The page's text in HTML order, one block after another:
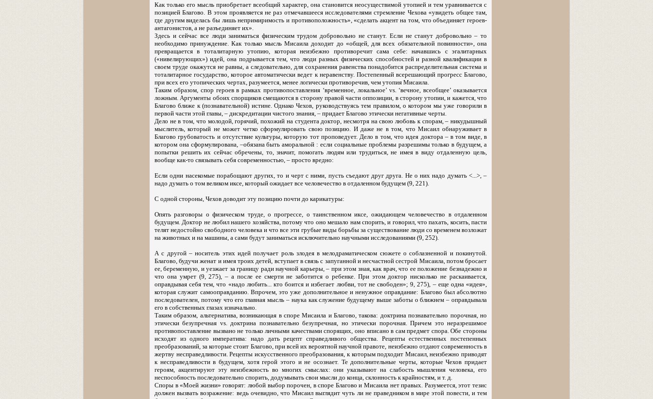
Как только его мысль приобретает всеобщий характер, она становится неосуществимой утопией и тем уравнивается с
позицией Благово. В этом проявляется не раз отмечавшееся исследователями стремление Чехова «увидеть общее там,
где другим виделась бы лишь непримиримость и противоположность», «сделать акцент на том, что объединяет героев-
антагонистов, а не разъединяет их».
Здесь и сейчас все люди заниматься физическим трудом добровольно не станут. Если не станут добровольно – то
необходимо принуждение. Как только мысль Мисаила доходит до «общей, для всех обязательной повинности», она
превращается в тоталитарную утопию, которая неизбежно противоречит сама себе: начавшись с эгалитарных
(«нивелирующих») идей, она подрывается тем, что люди разных физических способностей и разной квалификации в
своем труде окажутся не равны, а следовательно, для сохранения равенства понадобится распределительная система и
тоталитарное государство, которое автоматически ведет к неравенству. Постепенный всерешающий прогресс Благово,
при всех его утопических чертах, разумеется, менее логически противоречив, чем утопия Мисаила.
Таким образом, спор героев в рамках противопоставления ‘временное, локальное’ vs. ‘вечное, всеобщее’ оказывается
ложным. Аргументы обоих спорщиков смещаются в сторону правой части оппозиции, в сторону утопии, и кажется, что
Благово ближе к (познавательной) истине. Однако Чехов, руководствуясь тем правилом, о котором мы уже говорили в
первой части этой главы, – дискредитации чистого знания, – придает Благово этически негативные черты.
Дело не в том, что молодой, горячий, похожий на студента доктор, несмотря на свою любовь к спорам, – никудышный
мыслитель, который не может четко сформулировать свою позицию. И даже не в том, что Мисаил обнаруживает в
Благово грубоватость и отсутствие культуры, которую тот проповедует. Дело в том, что идея доктора – в том виде, в
котором она сформулирована, –обязана быть аморальной : если социальные проблемы разрешимы только в будущем, а
попытки решить их сейчас обречены, то, значит, помогать людям или трудиться, не имея в виду отдаленную цель,
вообще как-то связывать себя современностью, – просто вредно:
Если одни насекомые порабощают других, то и черт с ними, пусть съедают друг друга. Не о них надо думать <...>, –
надо думать о том великом иксе, который ожидает все человечество в отдаленном будущем (9, 221).
С одной стороны, Чехов доводит эту позицию почти до карикатуры:
Опять разговоры о физическом труде, о прогрессе, о таинственном иксе, ожидающем человечество в отдаленном
будущем. Доктор не любил нашего хозяйства, потому что оно мешало нам спорить, и говорил, что пахать, косить, пасти
телят недостойно свободного человека и что все эти грубые виды борьбы за существование люди со временем возложат
на животных и на машины, а сами будут заниматься исключительно научными исследованиями (9, 252).
А с другой – носитель этих идей получает роль злодея в мелодраматическом сюжете о соблазненной и покинутой.
Благово, будучи женат и имея троих детей, вступает в связь с запуганной и несчастной сестрой Мисаила, потом бросает
ее, беременную, и уезжает за границу ради научной карьеры, – при этом зная, как врач, что ее положение безнадежно и
что она умрет (9, 275), – а после ее смерти не заботится о ребенке. При этом доктор нисколько не раскаивается,
оправдывая себя тем, что «надо любить... кто боится и избегает любви, тот не свободен»; 9, 275), – еще одна «идея»,
которая служит самооправданию. Впрочем, это уже дополнительное и ненужное оправдание: Благово был абсолютно
последователен, потому что его главная мысль – наука как служение будущему выше заботы о ближнем – оправдывала
его в собственных глазах изначально.
Таким образом, альтернатива, возникающая в споре Мисаила и Благово, такова: доктрина познавательно порочная, но
этически безупречная vs. доктрина познавательно безупречная, но этически порочная. Причем это неразрешимое
противопоставление вызвано не только личными качествами спорящих, оно вписано в сам предмет спора. Обе стороны
исходят из одного императива: надо дать рецепт справедливого общества. Рецепты естественных постепенных
преобразований, за которые стоит Благово, при всей их вероятной научной правоте, неизбежно отдают современность в
жертву несправедливости. Рецепты искусственного преобразования, к которым подходит Мисаил, неизбежно приводят
к несправедливости в будущем, хотя герой этого и не осознает. Те дополнительные черты, которые Чехов придает
героям, акцентируют эту неизбежность во многих смыслах: они указывают на слабость мышления человека, его
неспособность последовательно спорить, додумывать свои мысли до конца, склонность к крайностям, и т. д.
Споры в «Моей жизни» говорят: любой выбор порочен, в споре Благово и Мисаила нет правых. Разумеется, этот тезис
должен вызвать возражение: ведь очевидно, что Мисаил выглядит чуть ли не праведником в мире этой повести, и тем